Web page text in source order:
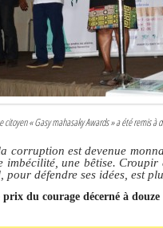
citoyen « Gasy mahasaky Awards » a été remis
corruption est devenue
imbécilité, une bêtise.
pour défendre ses idées, est
du courage décerné à